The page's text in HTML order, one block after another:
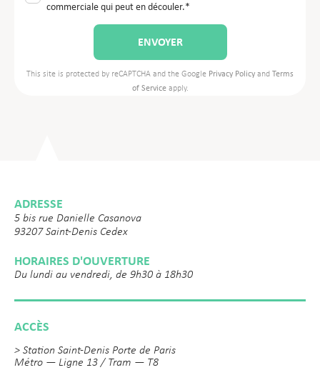
commerciale qui peut en découler.*
This site is protected by reCAPTCHA and the Google Privacy Policy and Terms
of Serviceapply.
ADRESSE
5 bis rue Danielle Casanova
93207 Saint-Denis Cedex
HORAIRES D'OUVERTURE
Du lundi au vendredi, de 9h30 à 18h30
ACCÈS
> Station Saint-Denis Porte de Paris
Métro — Ligne 13 / Tram — T8